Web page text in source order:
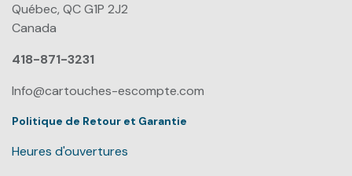
Québec, QC G1P 2J2
Canada
418-871-3231
Info@cartouches-escompte.com
Politique de Retour et Garantie
Heures d'ouvertures